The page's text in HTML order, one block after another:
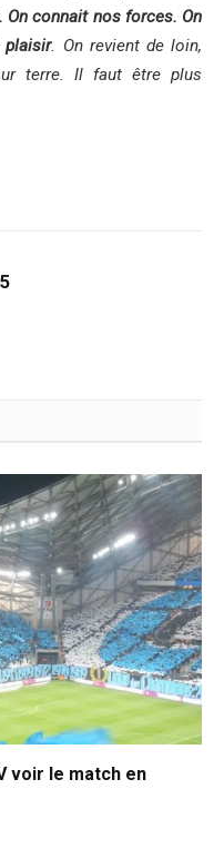
On connait nos forces. On
plaisir. On revient de loin,
terre. Il faut être plus
voir le match en